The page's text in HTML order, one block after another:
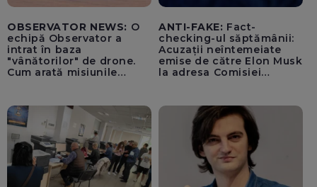
OBSERVATOR NEWS: O
echipă Observator a
intrat în baza
"vânătorilor" de drone.
Cum arată misiunile
ANTI-FAKE: Fact-
checking-ul săptămânii:
Acuzații neîntemeiate
emise de către Elon Musk
la adresa Comisiei
pentru instaurarea
„cenzurii” pe platforma X